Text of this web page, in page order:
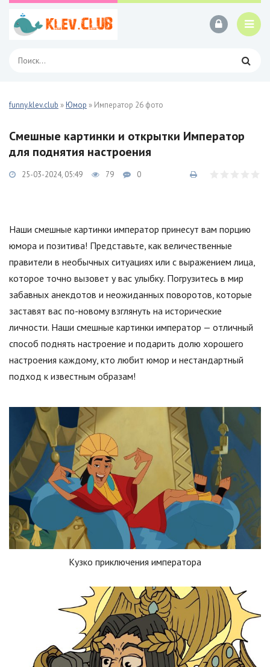
funny.klev.club »Юмор » Император 26 фото
Смешные картинки и открытки Император
для поднятия настроения
25-03-2024, 05:49 79 0
Наши смешные картинки император принесут вам порцию
юмора и позитива! Представьте, как величественные
правители в необычных ситуациях или с выражением лица,
которое точно вызовет у вас улыбку. Погрузитесь в мир
забавных анекдотов и неожиданных поворотов, которые
заставят вас по-новому взглянуть на исторические
личности. Наши смешные картинки император — отличный
способ поднять настроение и подарить долю хорошего
настроения каждому, кто любит юмор и нестандартный
подход к известным образам!
Кузко приключения императора